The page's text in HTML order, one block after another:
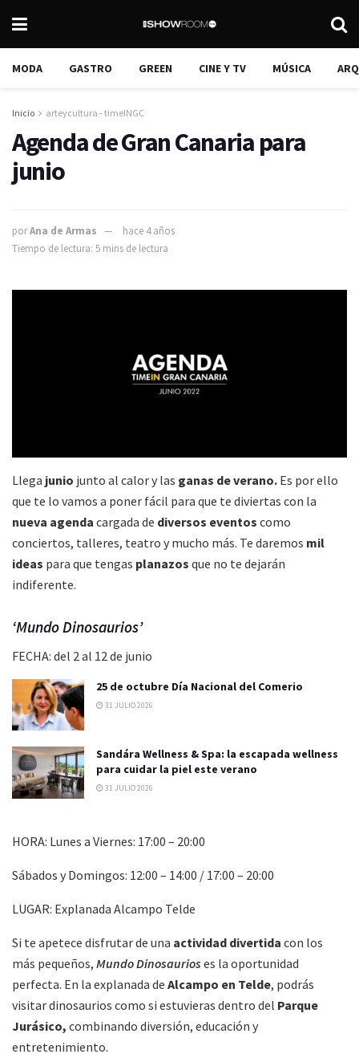
MODA GASTRO GREEN CINE Y TV MÚSICA
Inicio arteycultura - timeINGC
Agenda de Gran Canaria para
junio
porAna de Armas
hace 4 años
Tiempo de lectura: 5 mins de lectura
Llega junio junto al calory las ganas deverano. Es por ello
que te lo vamos a poner fácil para que te diviertas con la
nueva agenda cargada de diversos eventos como
conciertos, talleres, teatro y mucho más. Te daremos mil
ideas para que tengas planazos que no te dejarán
indiferente.
‘Mundo Dinosaurios’
FECHA: del 2 al 12 de junio
25 de octubre Día Nacional del Comerio
31 JULIO 2026
Sandára Wellness & Spa: la escapada wellness
para cuidar la piel este verano
31 JULIO 2026
HORA: Lunes a Viernes: 17:00 – 20:00
Sábados y Domingos: 12:00 – 14:00 / 17:00 – 20:00
LUGAR: Explanada Alcampo Telde
Si te apetece disfrutar de una actividad divertida con los
más pequeños, Mundo Dinosaurioses la oportunidad
perfecta. En la explanada de Alcampo en Telde, podrás
visitar dinosaurios como si estuvieras dentro del Parque
Jurásico, combinando diversión, educación y
entretenimiento.